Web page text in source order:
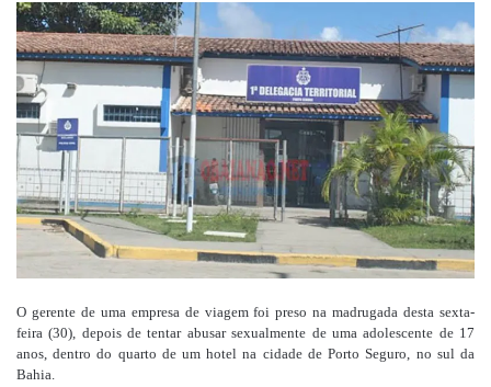
e-
mail
O gerente de uma empresa de viagem foi preso na madrugada desta sexta-
feira (30), depois de tentar abusar sexualmente de uma adolescente de 17
anos, dentro do quarto de um hotel na cidade de Porto Seguro, no sul da
Bahia.